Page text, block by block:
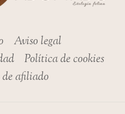
Aviso legal
Política de cookies
afiliado